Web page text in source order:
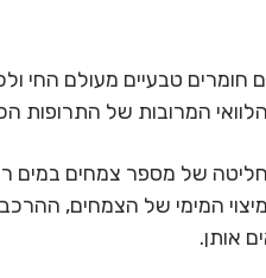
טבעיים מעולם החי
המרובות של התרופות
של מספר צמחים במים
המימי של הצמחים,
אותן.